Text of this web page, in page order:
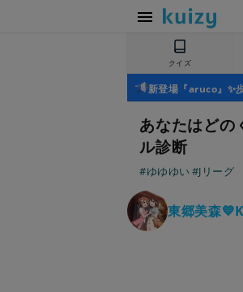
クイズ
新登場『aruco』✨
あなたはどの
ル診断
#ゆゆゆい#Jリーグ
東郷美森